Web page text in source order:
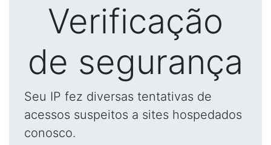
Verificação
de segurança
Seu IP fez diversas tentativas de
acessos suspeitos a sites hospedados
conosco.